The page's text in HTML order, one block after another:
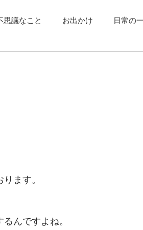
思議なこと お出かけ 日常の
ます。
んですよね。